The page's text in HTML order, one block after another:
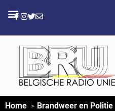
Home Brandweer en Politie